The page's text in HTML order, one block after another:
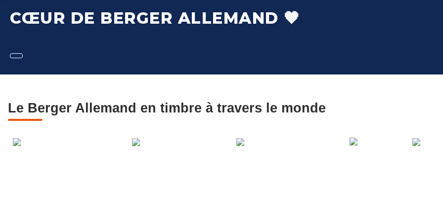
CŒUR DE BERGER ALLEMAND 🧡
Le Berger Allemand en timbre à travers le monde